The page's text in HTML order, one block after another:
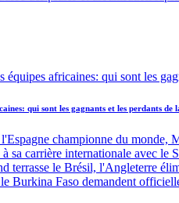
qui sont les gagnants et les perdants de
championne du monde,
sa carrière internationale avec le
terrasse le Brésil, l'Angleterre
Burkina Faso demandent